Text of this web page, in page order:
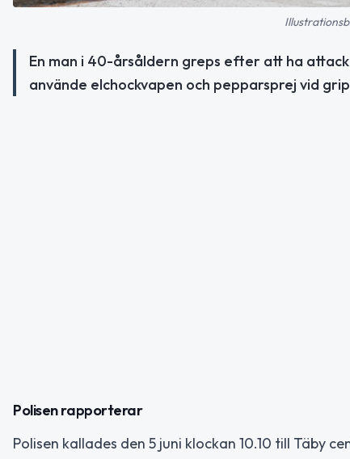
En man i 40-årsåldern greps efter att ha
använde elchockvapen och pepparsprej vid
Polisen rapporterar
Polisen kallades den 5 juni klockan 10.10 till Täby